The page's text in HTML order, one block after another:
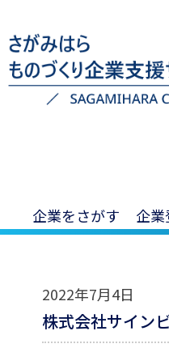
企業をさがす 企
2022年7月4日
株式会社サイン